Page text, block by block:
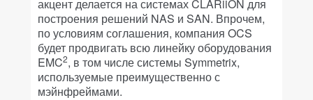
акцент делается на системах CLARiiON для
построения решений NAS и SAN. Впрочем,
по условиям соглашения, компания OCS
будет продвигать всю линейку оборудования
EMC2, в том числе системы Symmetrix,
используемые преимущественно с
мэйнфреймами.